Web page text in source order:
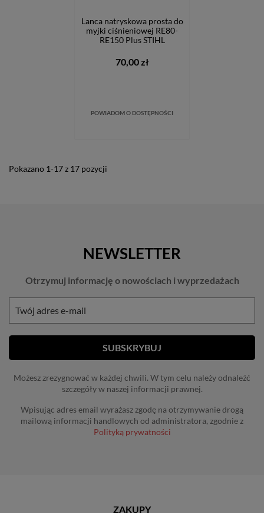
Lanca natryskowa prosta do
myjki ciśnieniowej RE80-
RE150 Plus STIHL
70,00 zł
POWIADOM O DOSTĘPNOŚCI
Pokazano 1-17 z 17 pozycji
NEWSLETTER
Otrzymuj informację o nowościach i wyprzedażach
Możesz zrezygnować w każdej chwili. W tym celu należy odnaleźć
szczegóły w naszej informacji prawnej.
Wpisując adres email wyrażasz zgodę na otrzymywanie drogą
mailową informacji handlowych od administratora, zgodnie z
Polityką prywatności
ZAKUPY